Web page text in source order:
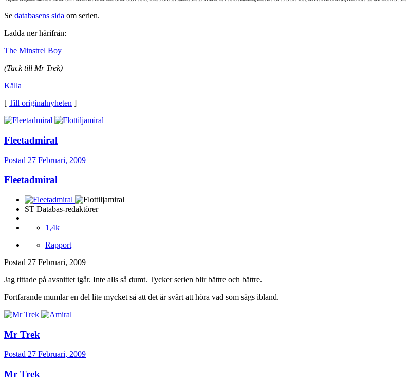
Se databasens sida om serien.
Ladda ner härifrån:
The Minstrel Boy
(Tack till Mr Trek)
Källa
[ Till originalnyheten ]
Fleetadmiral
Postad 27 Februari, 2009
Fleetadmiral
ST Databas-redaktörer
1,4k
Rapport
Postad 27 Februari, 2009
Jag tittade på avsnittet igår. Inte alls så dumt. Tycker serien blir bättre och bättre.
Fortfarande mumlar en del lite mycket så att det är svårt att höra vad som sägs ibland.
Mr Trek
Postad 27 Februari, 2009
Mr Trek